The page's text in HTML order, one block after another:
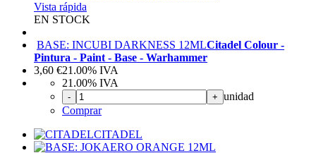
Vista rápida
EN STOCK
BASE: INCUBI DARKNESS 12MLCitadel Colour -
Pintura - Paint - Base - Warhammer
3,60 €21.00% IVA
21.00% IVA
- + unidad
Comprar
CITADEL